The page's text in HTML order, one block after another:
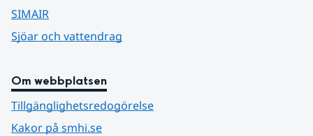
SIMAIR
Sjöar och vattendrag
Om webbplatsen
Tillgänglighetsredogörelse
Kakor på smhi.se